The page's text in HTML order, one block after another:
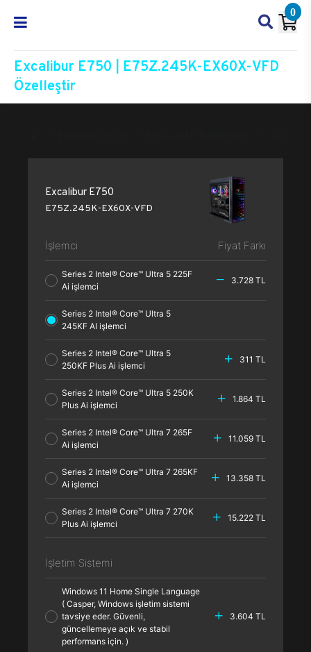
0
Excalibur E750 | E75Z.245K-EX60X-VFD
Özelleştir
Excalibur E750
E75Z.245K-EX60X-VFD
İşlemci Fiyat Farkı
Series 2 Intel® Core™ Ultra 5 225F
Ai işlemci
3.728 TL
Series 2 Intel® Core™ Ultra 5
245KF AI işlemci
Series 2 Intel® Core™ Ultra 5
250KF Plus Ai işlemci
311 TL
Series 2 Intel® Core™ Ultra 5 250K
Plus Ai işlemci
1.864 TL
Series 2 Intel® Core™ Ultra 7 265F
Ai işlemci
11.059 TL
Series 2 Intel® Core™ Ultra 7 265KF
Ai işlemci
13.358 TL
Series 2 Intel® Core™ Ultra 7 270K
Plus Ai işlemci
15.222 TL
İşletim Sistemi
Windows 11 Home Single Language
( Casper, Windows işletim sistemi
tavsiye eder. Güvenli,
güncellemeye açık ve stabil
performans için. )
3.604 TL